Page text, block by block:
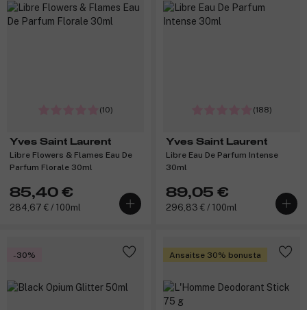
(10)
Yves Saint Laurent
Libre Flowers & Flames Eau De
Parfum Florale 30ml
85,40 €
284,67 € / 100ml
(188)
Yves Saint Laurent
Libre Eau De Parfum Intense
30ml
89,05 €
296,83 € / 100ml
-30% Ansaitse 30% bonusta